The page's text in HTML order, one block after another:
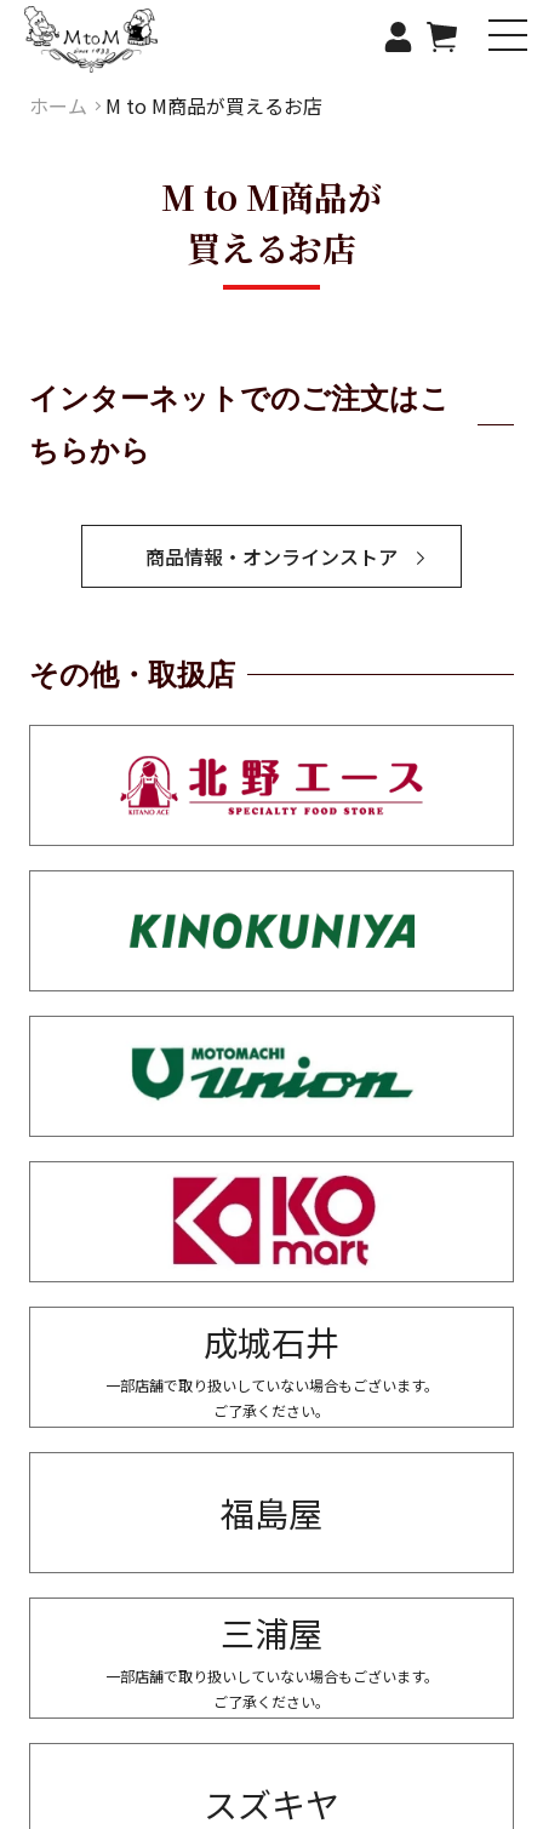
ログイン
カート
ホーム M to M商品が買えるお店
M to M商品が
買えるお店
インターネットでのご注文はこ
ちらから
商品情報・オンラインストア
その他・取扱店
成城石井
一部店舗で取り扱いしていない場合もございます。
ご了承ください。
福島屋
三浦屋
一部店舗で取り扱いしていない場合もございます。
ご了承ください。
スズキヤ